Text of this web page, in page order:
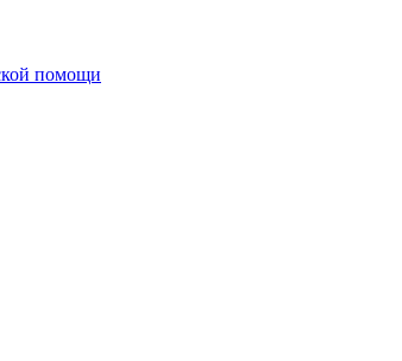
помощи